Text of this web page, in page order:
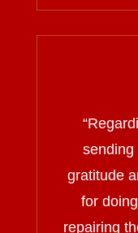
“
sending
gratitude
for
repairing